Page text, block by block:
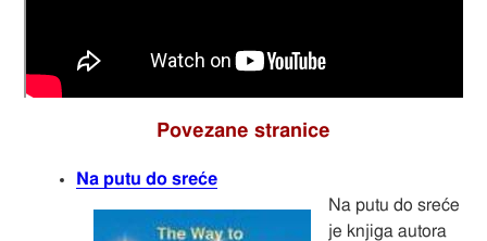
Povezane stranice
Na putu do sreće
Na putu do sreće
je knjiga autora